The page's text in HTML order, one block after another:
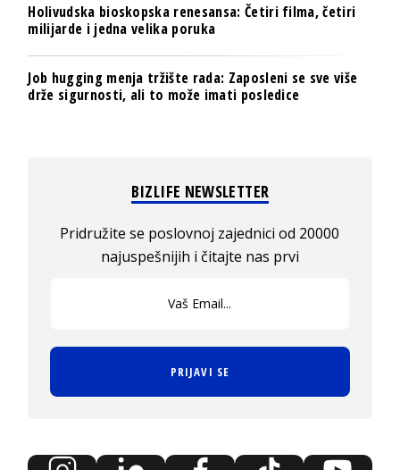
Holivudska bioskopska renesansa: Četiri filma, četiri
milijarde i jedna velika poruka
Job hugging menja tržište rada: Zaposleni se sve više
drže sigurnosti, ali to može imati posledice
BIZLIFE NEWSLETTER
Pridružite se poslovnoj zajednici od 20000
najuspešnijih i čitajte nas prvi
PRIJAVI SE